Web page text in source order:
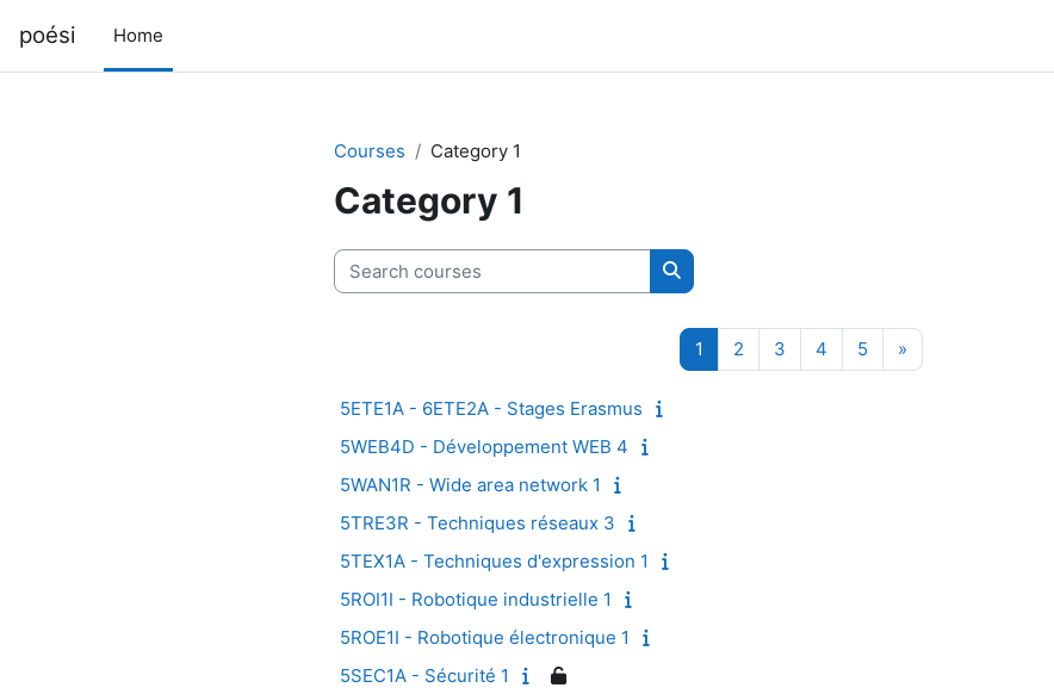
poési Home
Courses Category 1
Category 1
Search courses
Search courses
1 Page 1
2 Page 2
3 Page 3
4 Page 4
5 Page 5
»
5ETE1A - 6ETE2A - Stages Erasmus
5WEB4D - Développement WEB 4
5WAN1R - Wide area network 1
5TRE3R - Techniques réseaux 3
5TEX1A - Techniques d'expression 1
5ROI1I - Robotique industrielle 1
5ROE1I - Robotique électronique 1
5SEC1A - Sécurité 1